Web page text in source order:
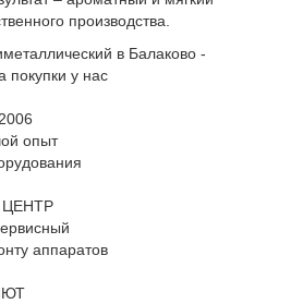
производства.
в Балаково -
покупки у нас
опыт
аппаратов